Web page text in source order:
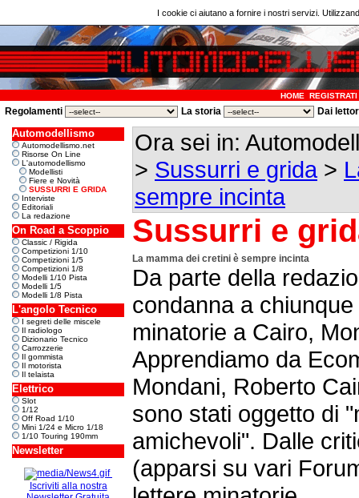
I cookie ci aiutano a fornire i nostri servizi.
HOME REGISTRATI
Regolamenti La storia Dai
Automodellismo
Automodellismo.net
Risorse On Line
L'automodellismo
Modellisti
Fiere e Novità
SUSSURRI E GRIDA
Interviste
Editoriali
La redazione
On Road a Scoppio
Classic / Rigida
Competizioni 1/10
Competizioni 1/5
Competizioni 1/8
Modelli 1/10 Pista
Modelli 1/5
Modelli 1/8 Pista
L'angolo Tecnico
I segreti delle miscele
Il radiologo
Dizionario Tecnico
Carrozzerie
Il gommista
Il motorista
Il telaista
Elettrico
Slot
1/12
Off Road 1/10
Mini 1/24 e Micro 1/18
1/10 Touring 190mm
Newsletter
Iscriviti alla nostra
Ora sei in:
> Sussurri e grida >
sempre incinta
Sussurri e
La mamma dei cretini è sempre incinta
Da parte della
condanna a
minatorie a
Apprendiamo da
Mondani, Roberto
sono stati oggetto di
amichevoli". Dalle
(apparsi su vari